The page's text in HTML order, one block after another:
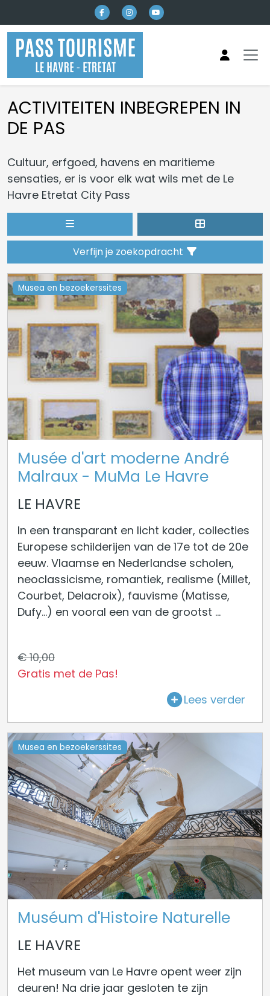
ACTIVITEITEN INBEGREPEN IN
DE PAS
Cultuur, erfgoed, havens en maritieme
sensaties, er is voor elk wat wils met de Le
Havre Etretat City Pass
Verfijn je zoekopdracht
Musea en bezoekerssites
Musée d'art moderne André
Malraux - MuMa Le Havre
LE HAVRE
In een transparant en licht kader, collecties
Europese schilderijen van de 17e tot de 20e
eeuw. Vlaamse en Nederlandse scholen,
neoclassicisme, romantiek, realisme (Millet,
Courbet, Delacroix), fauvisme (Matisse,
Dufy...) en vooral een van de grootst ...
€ 10,00
Gratis met de Pas!
Lees verder
Musea en bezoekerssites
Muséum d'Histoire Naturelle
LE HAVRE
Het museum van Le Havre opent weer zijn
deuren! Na drie jaar gesloten te zijn